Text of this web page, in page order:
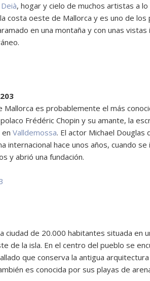
Deià, hogar y cielo de muchos artistas a
costa oeste de Mallorca y es uno de los
en una montaña y con unas
Mallorca es probablemente el más
Frédéric Chopin y su amante, la
Valldemossa. El actor Michael Douglas
internacional hace unos años, cuando se
y abrió una fundación.
ciudad de 20.000 habitantes situada en
de la isla. En el centro del pueblo se
que conserva la antigua
es conocida por sus playas de